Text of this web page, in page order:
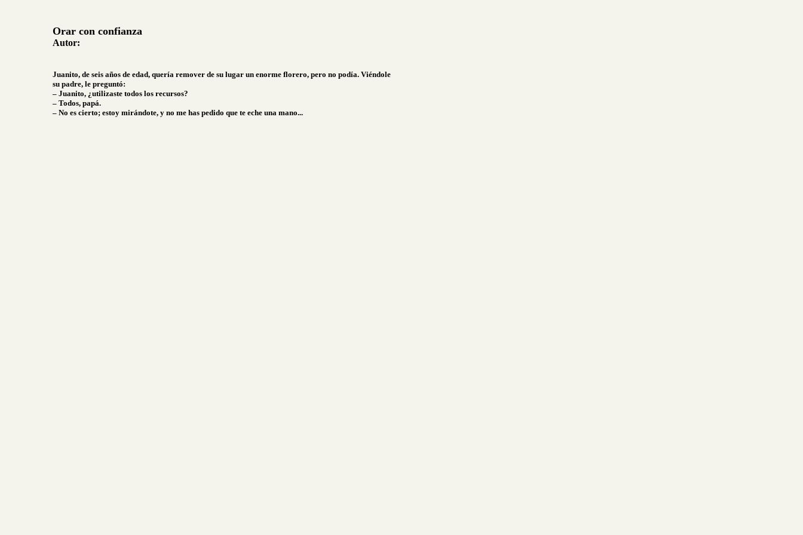
Orar con confianza
Autor:
Juanito, de seis años de edad, quería remover de su lugar un enorme florero, pero no podía. Viéndole
su padre, le preguntó:
– Juanito, ¿utilizaste todos los recursos?
– Todos, papá.
– No es cierto; estoy mirándote, y no me has pedido que te eche una mano...